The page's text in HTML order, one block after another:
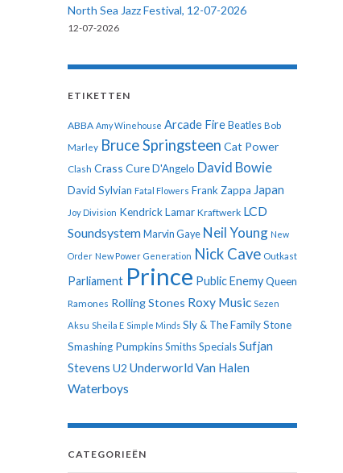
North Sea Jazz Festival, 12-07-2026
12-07-2026
ETIKETTEN
ABBA Amy Winehouse Arcade Fire Beatles Bob
Marley Bruce Springsteen Cat Power
Clash Crass CureD'Angelo David Bowie
David Sylvian Fatal Flowers Frank Zappa Japan
Joy Division Kendrick Lamar Kraftwerk LCD
Soundsystem Marvin Gaye Neil Young New
Order New Power Generation Nick Cave Outkast
Parliament Prince Public EnemyQueen
Ramones Rolling Stones Roxy Music Sezen
Aksu Sheila E Simple Minds Sly & The Family Stone
Smashing PumpkinsSmithsSpecialsSufjan
Stevens U2 Underworld Van Halen
Waterboys
CATEGORIEËN